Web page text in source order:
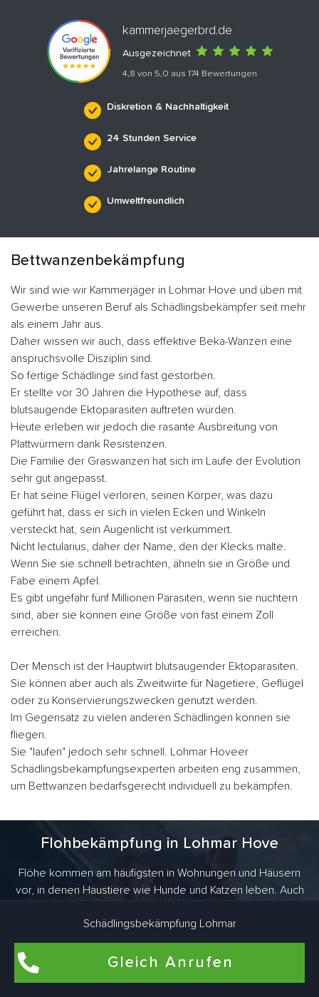
kammerjaegerbrd.de
Ausgezeichnet
4,8 von 5,0 aus 174 Bewertungen
Diskretion & Nachhaltigkeit
24 Stunden Service
Jahrelange Routine
Umweltfreundlich
Bettwanzenbekämpfung
Wir sind wie wir Kammerjäger in Lohmar Hove und üben mit
Gewerbe unseren Beruf als Schädlingsbekämpfer seit mehr
als einem Jahr aus.
Daher wissen wir auch, dass effektive Beka-Wanzen eine
anspruchsvolle Disziplin sind.
So fertige Schädlinge sind fast gestorben.
Er stellte vor 30 Jahren die Hypothese auf, dass
blutsaugende Ektoparasiten auftreten würden.
Heute erleben wir jedoch die rasante Ausbreitung von
Plattwürmern dank Resistenzen.
Die Familie der Graswanzen hat sich im Laufe der Evolution
sehr gut angepasst.
Er hat seine Flügel verloren, seinen Körper, was dazu
geführt hat, dass er sich in vielen Ecken und Winkeln
versteckt hat, sein Augenlicht ist verkümmert.
Nicht lectularius, daher der Name, den der Klecks malte.
Wenn Sie sie schnell betrachten, ähneln sie in Größe und
Fabe einem Apfel.
Es gibt ungefähr fünf Millionen Parasiten, wenn sie nüchtern
sind, aber sie können eine Größe von fast einem Zoll
erreichen.
Der Mensch ist der Hauptwirt blutsaugender Ektoparasiten.
Sie können aber auch als Zweitwirte für Nagetiere, Geflügel
oder zu Konservierungszwecken genutzt werden.
Im Gegensatz zu vielen anderen Schädlingen können sie
fliegen.
Sie "laufen" jedoch sehr schnell. Lohmar Hoveer
Schädlingsbekämpfungsexperten arbeiten eng zusammen,
um Bettwanzen bedarfsgerecht individuell zu bekämpfen.
Flohbekämpfung in Lohmar Hove
Flöhe kommen am häufigsten in Wohnungen und Häusern
vor, in denen Haustiere wie Hunde und Katzen leben. Auch
bewohnt wurden, können Flöhe brüten. Dafür sind Katze und
Hund des ehemaligen Mieters verantwortlich. Aber es gibt
noch viel mehr Tiere, die Flöhe ins Haus bringen. Als
Überträger kommen vor allem haarige Vertreter wie Ratten,
Schädlingsbekämpfung Lohmar
Gleich Anrufen